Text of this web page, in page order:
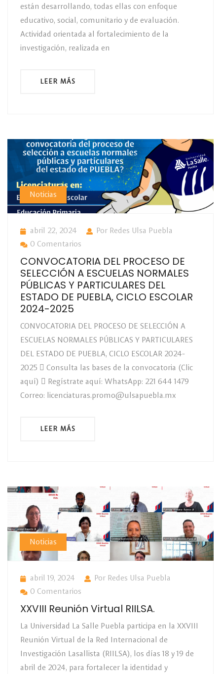
están desarrollando, todas ellas con enfoque
educativo, social, comunitario y de evaluación.
Actividad orientada al fortalecimiento de la
investigación, realizada en
LEER MÁS
Noticias
abril 22, 2024
Por Redes Ulsa Puebla
0 Comentarios
CONVOCATORIA DEL PROCESO DE
SELECCIÓN A ESCUELAS NORMALES
PÚBLICAS Y PARTICULARES DEL
ESTADO DE PUEBLA, CICLO ESCOLAR
2024-2025
CONVOCATORIA DEL PROCESO DE SELECCIÓN A
ESCUELAS NORMALES PÚBLICAS Y PARTICULARES
DEL ESTADO DE PUEBLA, CICLO ESCOLAR 2024-
2025  Consulta las bases de la convocatoria (Clic
aquí)  Regístrate aquí: WhatsApp: 221 644 1479
Correo: licenciaturas.promo@ulsapuebla.mx
LEER MÁS
Noticias
abril 19, 2024
Por Redes Ulsa Puebla
0 Comentarios
XXVIII Reunión Virtual RIILSA.
La Universidad La Salle Puebla participa en la XXVIII
Reunión Virtual de la Red Internacional de
Investigación Lasallista (RIILSA), los días 18 y 19 de
abril de 2024, para fortalecer la identidad y